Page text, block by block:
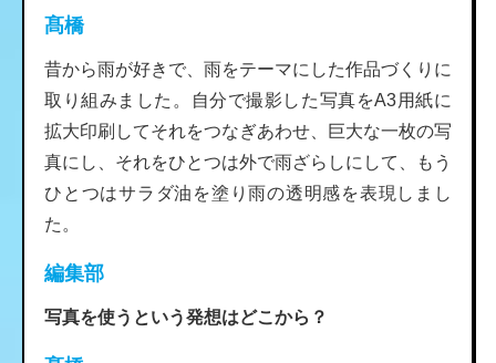
髙橋
昔から雨が好きで、雨をテーマにした作品づくりに
取り組みました。自分で撮影した写真をA3用紙に
拡大印刷してそれをつなぎあわせ、巨大な一枚の写
真にし、それをひとつは外で雨ざらしにして、もう
ひとつはサラダ油を塗り雨の透明感を表現しまし
た。
編集部
写真を使うという発想はどこから？